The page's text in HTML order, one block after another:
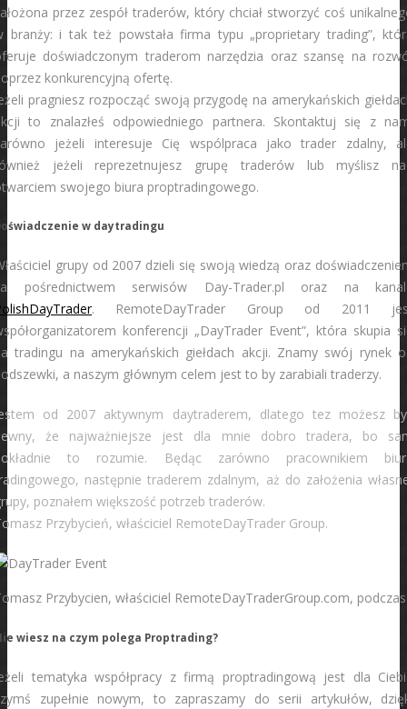
przez zespół traderów, który chciał stworzyć coś
branży: i tak też powstała firma typu „proprietary trading”,
doświadczonym traderom narzędzia oraz szansę na
konkurencyjną ofertę.
pragniesz rozpocząć swoją przygodę na amerykańskich
to znalazłeś odpowiedniego partnera. Skontaktuj się z
jeżeli interesuje Cię wspólpraca jako trader zdalny,
jeżeli reprezetnujesz grupę traderów lub myślisz
swojego biura proptradingowego.
w daytradingu
grupy od 2007 dzieli się swoją wiedzą oraz
pośrednictwem serwisów Day-Trader.pl oraz na
. RemoteDayTrader Group od 2011
konferencji „DayTrader Event”, która skupia
tradingu na amerykańskich giełdach akcji. Znamy swój rynek
a naszym głównym celem jest to by zarabiali traderzy.
od 2007 aktywnym daytraderem, dlatego tez możesz
że najważniejsze jest dla mnie dobro tradera, bo
to rozumie. Będąc zarówno pracownikiem
następnie traderem zdalnym, aż do założenia
poznałem większość potrzeb traderów.
Przybycień, właściciel RemoteDayTrader Group.
Przybycien, właściciel RemoteDayTraderGroup.com,
wiesz na czym polega Proptrading?
tematyka współpracy z firmą proptradingową jest dla
zupełnie nowym, to zapraszamy do serii artykułów,